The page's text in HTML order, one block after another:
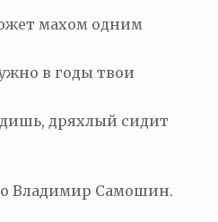
махом одним
в годы твои
дряхлый сидит
Владимир Самошин.